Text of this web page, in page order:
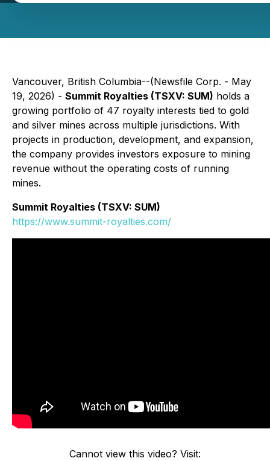
Vancouver, British Columbia--(Newsfile Corp. - May
19, 2026) - Summit Royalties (TSXV: SUM) holds a
growing portfolio of 47 royalty interests tied to gold
and silver mines across multiple jurisdictions. With
projects in production, development, and expansion,
the company provides investors exposure to mining
revenue without the operating costs of running
mines.
Summit Royalties (TSXV: SUM)
https://www.summit-royalties.com/
Cannot view this video? Visit: